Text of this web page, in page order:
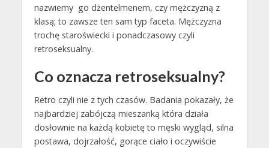
nazwiemy go dżentelmenem, czy mężczyzną z
klasą; to zawsze ten sam typ faceta. Mężczyzna
trochę staroświecki i ponadczasowy czyli
retroseksualny.
Co oznacza retroseksualny?
Retro czyli nie z tych czasów. Badania pokazały, że
najbardziej zabójczą mieszanką która działa
dosłownie na każdą kobietę to męski wygląd, silna
postawa, dojrzałość, gorące ciało i oczywiście